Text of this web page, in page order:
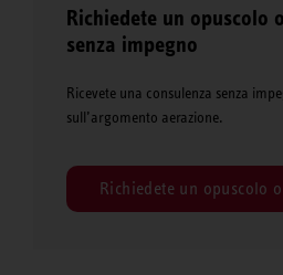
Richiedete un opuscolo
senza impegno
Ricevete una consulenza senza
sull’argomento aerazione.
Richiedete un opuscolo